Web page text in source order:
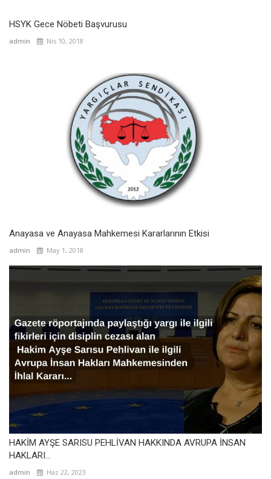
HSYK Gece Nöbeti Başvurusu
admin Nis 10, 2018
Anayasa ve Anayasa Mahkemesi Kararlarının Etkisi
admin May 1, 2018
HAKİM AYŞE SARISU PEHLİVAN HAKKINDA AVRUPA İNSAN
HAKLARI...
admin Haz 22, 2023